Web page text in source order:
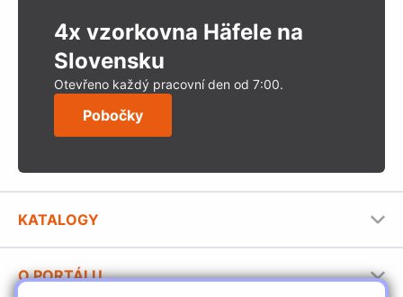
4x vzorkovna Häfele na
Slovensku
Otevřeno každý pracovní den od 7:00.
Pobočky
KATALOGY
Stavební katalog Häfele
O PORTÁLU